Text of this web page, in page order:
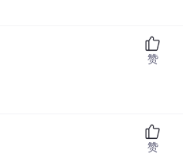
赞
赞